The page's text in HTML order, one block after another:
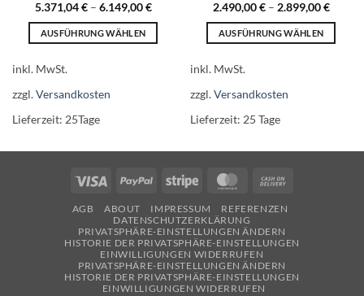
5.371,04€– 6.149,00€
AUSFÜHRUNG WÄHLEN
mehrere
Varianten
Die
können
auf
Produktseite
gewählt
werden
inkl. MwSt.
zzgl.Versandkosten
Lieferzeit: 25Tage
2.490,00€– 2.899,00€
AUSFÜHRUNG WÄHLEN
mehrere
Varianten
Die
können
auf
Produktseite
werden
inkl. MwSt.
zzgl.Versandkosten
Lieferzeit: 25 Tage
Visa PayPal Stripe MasterCard
AGB ABOUT IMPRESSUM
REFERENZEN
DATENSCHUTZERKLÄRUNG
PRIVATSPHÄRE-EINSTELLUNGEN ÄNDERN
HISTORIE DER PRIVATSPHÄRE-EINSTELLUNGEN
EINWILLIGUNGEN WIDERRUFEN
PRIVATSPHÄRE-EINSTELLUNGEN ÄNDERN
HISTORIE DER PRIVATSPHÄRE-EINSTELLUNGEN
EINWILLIGUNGEN WIDERRUFEN